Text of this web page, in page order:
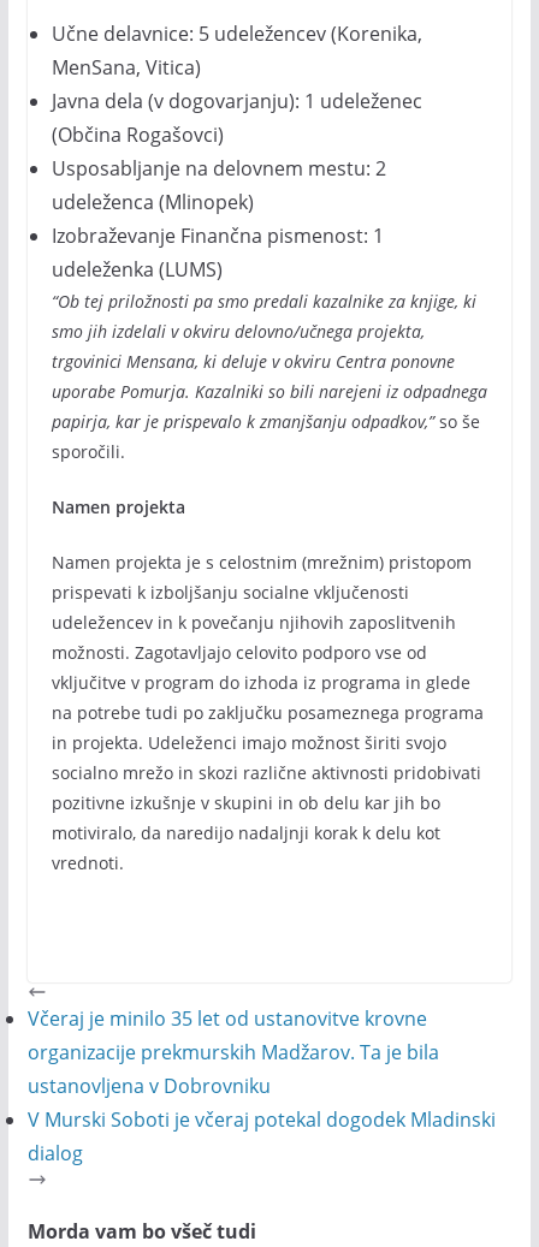
Učne delavnice: 5 udeležencev (Korenika,
MenSana, Vitica)
Javna dela (v dogovarjanju): 1 udeleženec
(Občina Rogašovci)
Usposabljanje na delovnem mestu: 2
udeleženca (Mlinopek)
Izobraževanje Finančna pismenost: 1
udeleženka (LUMS)
“Ob tej priložnosti pa smo predali kazalnike za knjige, ki
smo jih izdelali v okviru delovno/učnega projekta,
trgovinici Mensana, ki deluje v okviru Centra ponovne
uporabe Pomurja. Kazalniki so bili narejeni iz odpadnega
papirja, kar je prispevalo k zmanjšanju odpadkov,”so še
sporočili.
Namen projekta
Namen projekta je s celostnim (mrežnim) pristopom
prispevati k izboljšanju socialne vključenosti
udeležencev in k povečanju njihovih zaposlitvenih
možnosti. Zagotavljajo celovito podporo vse od
vključitve v program do izhoda iz programa in glede
na potrebe tudi po zaključku posameznega programa
in projekta. Udeleženci imajo možnost širiti svojo
socialno mrežo in skozi različne aktivnosti pridobivati
pozitivne izkušnje v skupini in ob delu kar jih bo
motiviralo, da naredijo nadaljnji korak k delu kot
vrednoti.
Včeraj je minilo 35 let od ustanovitve krovne
organizacije prekmurskih Madžarov. Ta je bila
ustanovljena v Dobrovniku
V Murski Soboti je včeraj potekal dogodek Mladinski
dialog
Morda vam bo všeč tudi